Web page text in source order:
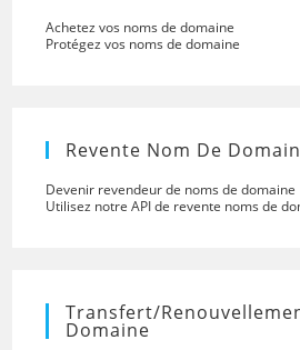
Achetez vos noms de domaine
Protégez vos noms de domaine
Revente Nom De
Devenir revendeur de noms de domaine
Utilisez notre API de revente noms de
Transfert/
Domaine